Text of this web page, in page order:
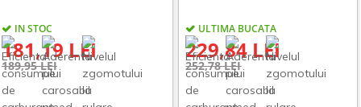
IN STOC
181,19 LEI
189,95 LEI
ULTIMA BUCATA
229,84 LEI
252,78 LEI